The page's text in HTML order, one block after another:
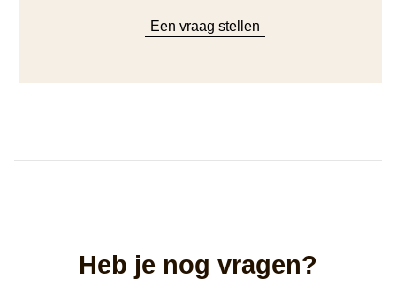
Een vraag stellen
Heb je nog vragen?